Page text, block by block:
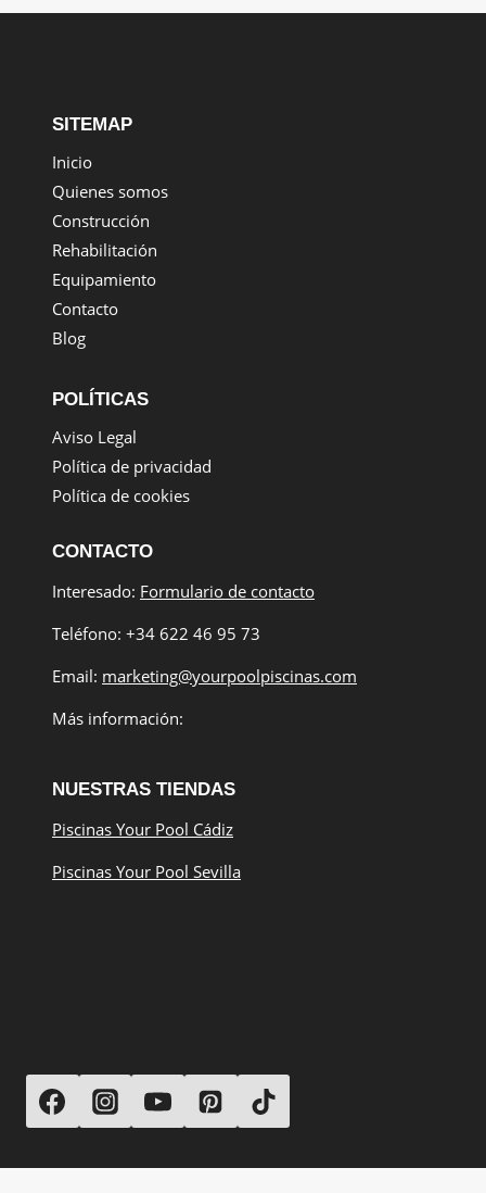
SITEMAP
Inicio
Quienes somos
Construcción
Rehabilitación
Equipamiento
Contacto
Blog
POLÍTICAS
Aviso Legal
Política de privacidad
Política de cookies
CONTACTO
Interesado: Formulario de contacto
Teléfono: +34 622 46 95 73
Email: marketing@yourpoolpiscinas.com
Más información:
NUESTRAS TIENDAS
Piscinas Your Pool Cádiz
Piscinas Your Pool Sevilla